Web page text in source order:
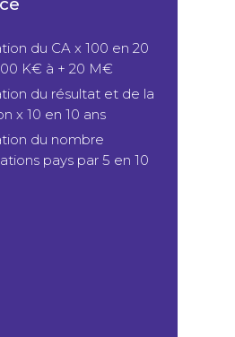
du CA x 100 en 20
K€ à + 20 M€
du résultat et de la
x 10 en 10 ans
du nombre
pays par 5 en 10